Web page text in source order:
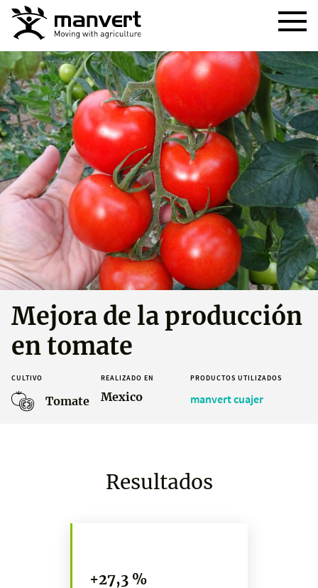
Mejora de la producción
en tomate
CULTIVO
Tomate
REALIZADO EN
Mexico
PRODUCTOS UTILIZADOS
manvert cuajer
Resultados
+27,3 %